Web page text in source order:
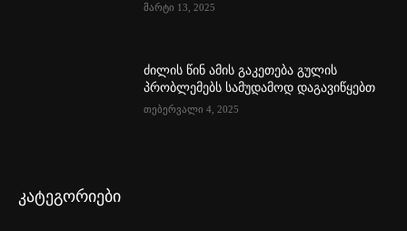
მარტი 13, 2025
ძილის წინ ამის გაკეთება გულის
პრობლემებს სამუდამოდ დაგავიწყებთ
თებერვალი 4, 2025
კატეგორიები